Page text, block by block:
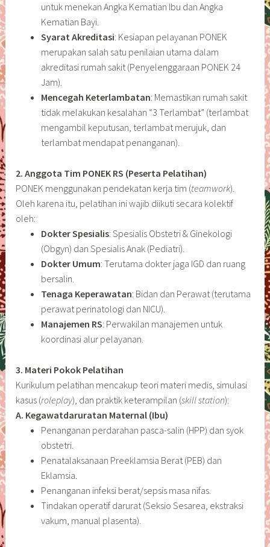
untuk menekan Angka Kematian Ibu dan Angka
Kematian Bayi.
Syarat Akreditasi: Kesiapan pelayanan PONEK
merupakan salah satu penilaian utama dalam
akreditasi rumah sakit (Penyelenggaraan PONEK 24
Jam).
Mencegah Keterlambatan: Memastikan rumah sakit
tidak melakukan kesalahan “3 Terlambat” (terlambat
mengambil keputusan, terlambat merujuk, dan
terlambat mendapat penanganan).
2. Anggota Tim PONEK RS (Peserta Pelatihan)
PONEK menggunakan pendekatan kerja tim (teamwork).
Oleh karena itu, pelatihan ini wajib diikuti secara kolektif
oleh:
Dokter Spesialis: Spesialis Obstetri & Ginekologi
(Obgyn) dan Spesialis Anak (Pediatri).
Dokter Umum: Terutama dokter jaga IGD dan ruang
bersalin.
Tenaga Keperawatan: Bidan dan Perawat (terutama
perawat perinatologi dan NICU).
Manajemen RS: Perwakilan manajemen untuk
koordinasi alur pelayanan.
3. Materi Pokok Pelatihan
Kurikulum pelatihan mencakup teori materi medis, simulasi
kasus (roleplay), dan praktik keterampilan (skill station):
A. Kegawatdaruratan Maternal (Ibu)
Penanganan perdarahan pasca-salin (HPP) dan syok
obstetri.
Penatalaksanaan Preeklamsia Berat (PEB) dan
Eklamsia.
Penanganan infeksi berat/sepsis masa nifas.
Tindakan operatif darurat (Seksio Sesarea, ekstraksi
vakum, manual plasenta).